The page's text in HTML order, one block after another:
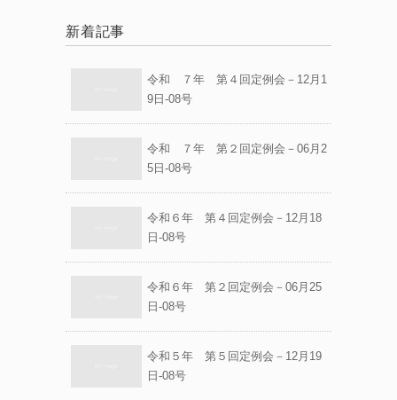
新着記事
令和 ７年 第４回定例会－12月1
9日-08号
令和 ７年 第２回定例会－06月2
5日-08号
令和６年 第４回定例会－12月18
日-08号
令和６年 第２回定例会－06月25
日-08号
令和５年 第５回定例会－12月19
日-08号